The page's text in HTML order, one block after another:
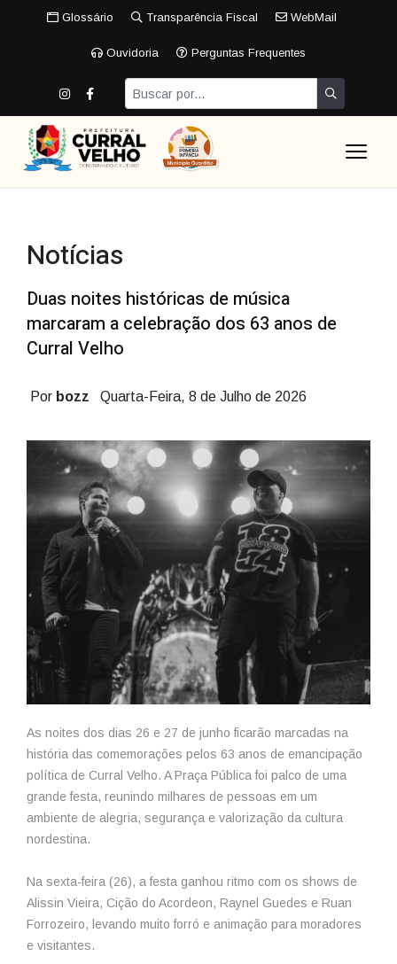
Glossário Transparência Fiscal WebMail
Ouvidoria Perguntas Frequentes
Notícias
Duas noites históricas de música
marcaram a celebração dos 63 anos de
Curral Velho
Por bozz Quarta-Feira, 8 de Julho de 2026
As noites dos dias 26 e 27 de junho ficarão marcadas na
história das comemorações pelos 63 anos de emancipação
política de Curral Velho. A Praça Pública foi palco de uma
grande festa, reunindo milhares de pessoas em um
ambiente de alegria, segurança e valorização da cultura
nordestina.
Na sexta-feira (26), a festa ganhou ritmo com os shows de
Alissin Vieira, Cição do Acordeon, Raynel Guedes e Ruan
Forrozeiro, levando muito forró e animação para moradores
e visitantes.